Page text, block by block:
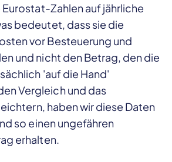
Zahlen auf jährliche
bedeutet, dass sie die
vor Besteuerung und
und nicht den Betrag, den die
'auf die Hand'
Vergleich und das
haben wir diese Daten
so einen ungefähren
erhalten.